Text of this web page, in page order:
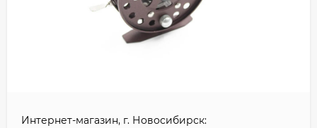
Интернет-магазин, г. Новосибирск: